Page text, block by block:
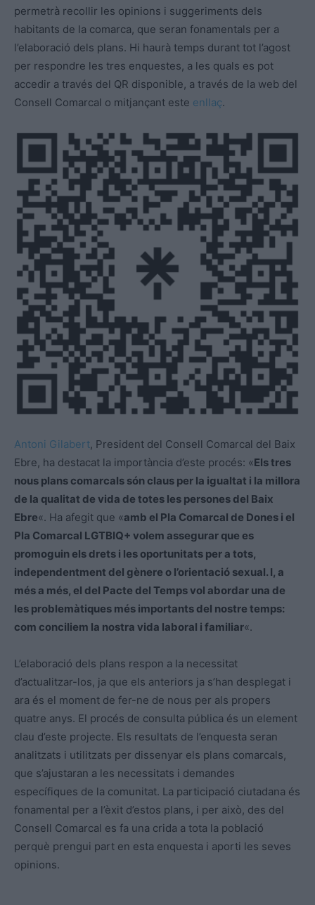
permetrà recollir les opinions i suggeriments dels
habitants de la comarca, que seran fonamentals per a
l’elaboració dels plans. Hi haurà temps durant tot l’agost
per respondre les tres enquestes, a les quals es pot
accedir a través del QR disponible, a través de la web del
Consell Comarcal o mitjançant este enllaç.
Antoni Gilabert, President del Consell Comarcal del Baix
Ebre, ha destacat la importància d’este procés: «Els tres
nous plans comarcals són claus per la igualtat i la millora
de la qualitat de vida de totes les persones del Baix
Ebre«. Ha afegit que «amb el Pla Comarcal de Dones i el
Pla Comarcal LGTBIQ+ volem assegurar que es
promoguin els drets i les oportunitats per a tots,
independentment del gènere o l’orientació sexual. I, a
més a més, el del Pacte del Temps vol abordar una de
les problemàtiques més importants del nostre temps:
com conciliem la nostra vida laboral i familiar«.
L’elaboració dels plans respon a la necessitat
d’actualitzar-los, ja que els anteriors ja s’han desplegat i
ara és el moment de fer-ne de nous per als propers
quatre anys. El procés de consulta pública és un element
clau d’este projecte. Els resultats de l’enquesta seran
analitzats i utilitzats per dissenyar els plans comarcals,
que s’ajustaran a les necessitats i demandes
específiques de la comunitat. La participació ciutadana és
fonamental per a l’èxit d’estos plans, i per això, des del
Consell Comarcal es fa una crida a tota la població
perquè prengui part en esta enquesta i aporti les seves
opinions.